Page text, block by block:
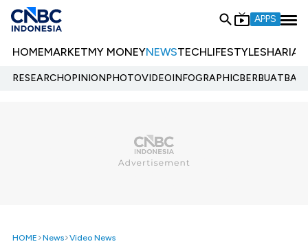
APPS
HOMEMARKETMY MONEYNEWSTECHLIFESTYLESHARIA
RESEARCHOPINIONPHOTOVIDEOINFOGRAPHIC
HOME News Video News